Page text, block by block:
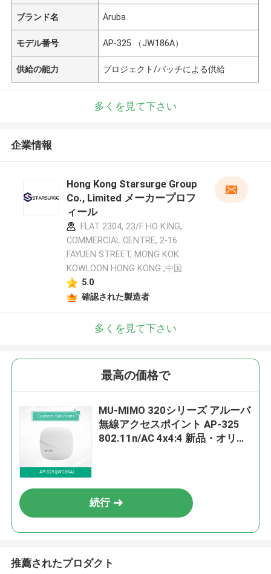
ブランド名 Aruba
モデル番号 AP-325 （JW186A）
供給の能力 プロジェクト/バッチによる供給
多くを見て下さい
企業情報
Hong Kong Starsurge Group
Co., Limited メーカープロフ
ィール
FLAT 2304, 23/F HO KING,
COMMERCIAL CENTRE, 2-16
FAYUEN STREET, MONG KOK
KOWLOON HONG KONG ,中国
5.0
確認された製造者
多くを見て下さい
最高の価格で
MU-MIMO 320シリーズ アルーバ
無線アクセスポイント AP-325
802.11n/AC 4x4:4 新品・オリジ
続行
推薦されたプロダクト